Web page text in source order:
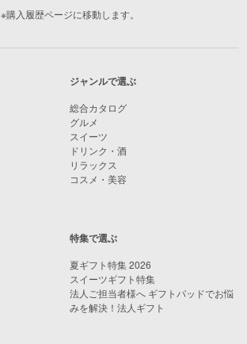
※購入履歴ページに移動します。
ジャンルで選ぶ
総合カタログ
グルメ
スイーツ
ドリンク・酒
リラックス
コスメ・美容
特集で選ぶ
夏ギフト特集 2026
スイーツギフト特集
法人ご担当者様へ ギフトパッドでお悩
みを解決！法人ギフト